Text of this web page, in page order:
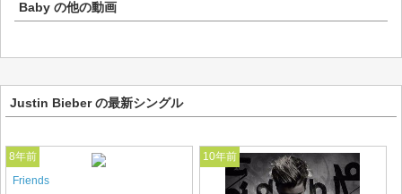
Baby の他の動画
Justin Bieber の最新シングル
8年前
Friends
10年前